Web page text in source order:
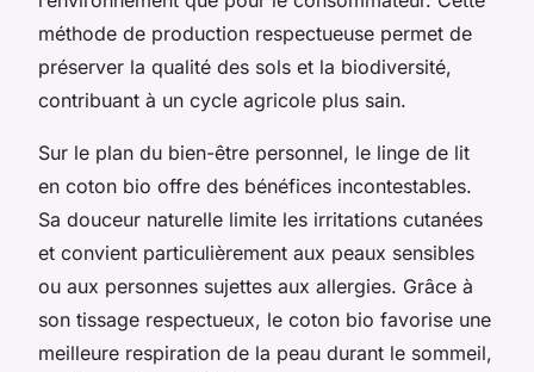
méthode de production respectueuse permet de
préserver la qualité des sols et la biodiversité,
contribuant à un cycle agricole plus sain.
Sur le plan du bien-être personnel, le linge de lit
en coton bio offre des bénéfices incontestables.
Sa douceur naturelle limite les irritations cutanées
et convient particulièrement aux peaux sensibles
ou aux personnes sujettes aux allergies. Grâce à
son tissage respectueux, le coton bio favorise une
meilleure respiration de la peau durant le sommeil,